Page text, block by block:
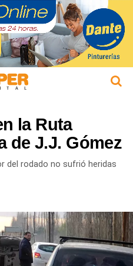
la Ruta
de J.J. Gómez
del rodado no sufrió heridas